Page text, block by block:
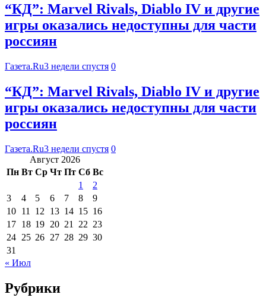
“КД”: Marvel Rivals, Diablo IV и другие
игры оказались недоступны для части
россиян
Газета.Ru3 недели спустя 0
“КД”: Marvel Rivals, Diablo IV и другие
игры оказались недоступны для части
россиян
Газета.Ru3 недели спустя 0
Август 2026
Пн Вт Ср Чт Пт Сб Вс
1
2
3
4 5 6 7 8
9
10 11 12 13 14 15 16
17 18 19 20 21 22 23
24 25 26 27 28 29 30
31
« Июл
Рубрики